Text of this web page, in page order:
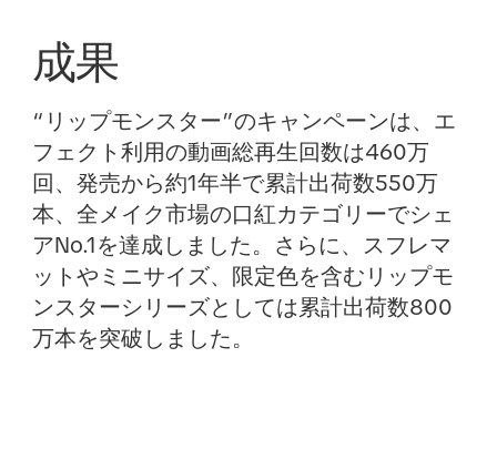
成果
“リップモンスター”のキャンペーンは、エ
フェクト利用の動画総再生回数は460万
回、発売から約1年半で累計出荷数550万
本、全メイク市場の口紅カテゴリーでシェ
アNo.1を達成しました。さらに、スフレマ
ットやミニサイズ、限定色を含むリップモ
ンスターシリーズとしては累計出荷数800
万本を突破しました。